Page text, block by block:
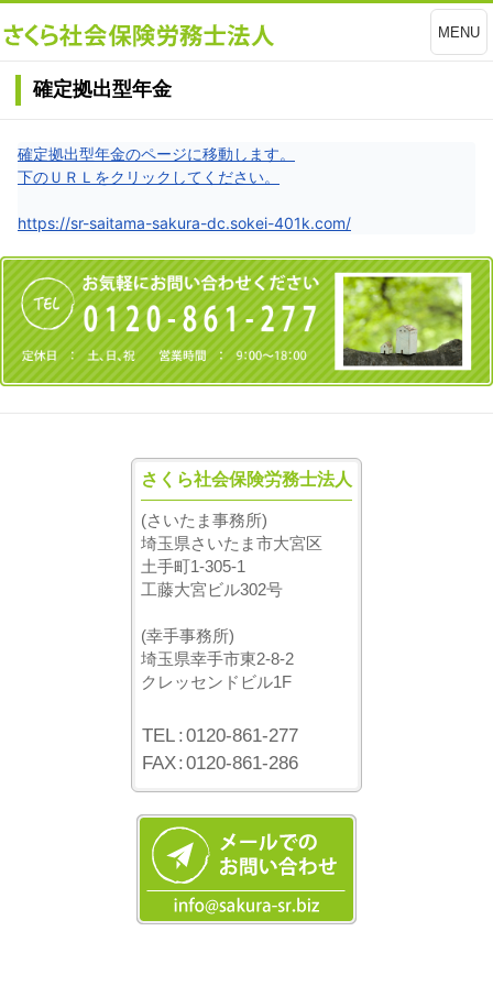
MENU
確定拠出型年金
確定拠出型年金のページに移動します。
下のＵＲＬをクリックしてください。
https://sr-saitama-sakura-dc.sokei-401k.com/
さくら社会保険労務士法人
(さいたま事務所)
埼玉県さいたま市大宮区
土手町1-305-1
工藤大宮ビル302号
(幸手事務所)
埼玉県幸手市東2-8-2
クレッセンドビル1F
TEL :0120-861-277
FAX:0120-861-286